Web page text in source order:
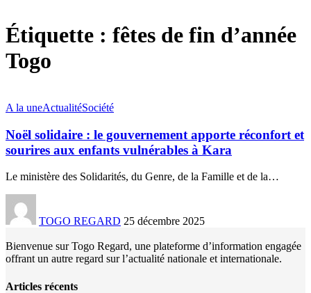
Étiquette : fêtes de fin d’année
Togo
A la uneActualitéSociété
Noël solidaire : le gouvernement apporte réconfort et
sourires aux enfants vulnérables à Kara
Le ministère des Solidarités, du Genre, de la Famille et de la…
TOGO REGARD 25 décembre 2025
Bienvenue sur Togo Regard, une plateforme d’information engagée
offrant un autre regard sur l’actualité nationale et internationale.
Articles récents